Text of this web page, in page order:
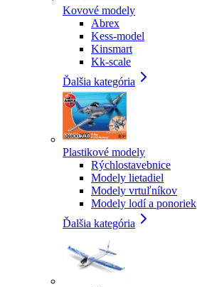
Kovové modely
Abrex
Kess-model
Kinsmart
Kk-scale
Ďalšia kategória
Plastikové modely
Rýchlostavebnice
Modely lietadiel
Modely vrtuľníkov
Modely lodí a ponoriek
Ďalšia kategória